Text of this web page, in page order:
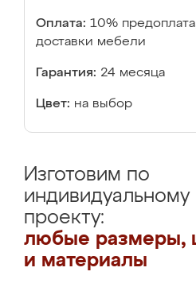
Оплата: 10%
доставки мебели
Гарантия: 24 месяца
Цвет: на выбор
Изготовим по
индивидуальному
проекту:
любые размеры,
и материалы